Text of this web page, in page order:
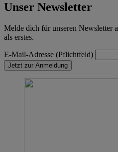
Unser Newsletter
Melde dich für unseren Newsletter
als erstes.
E-Mail-Adresse (Pflichtfeld)
Jetzt zur Anmeldung